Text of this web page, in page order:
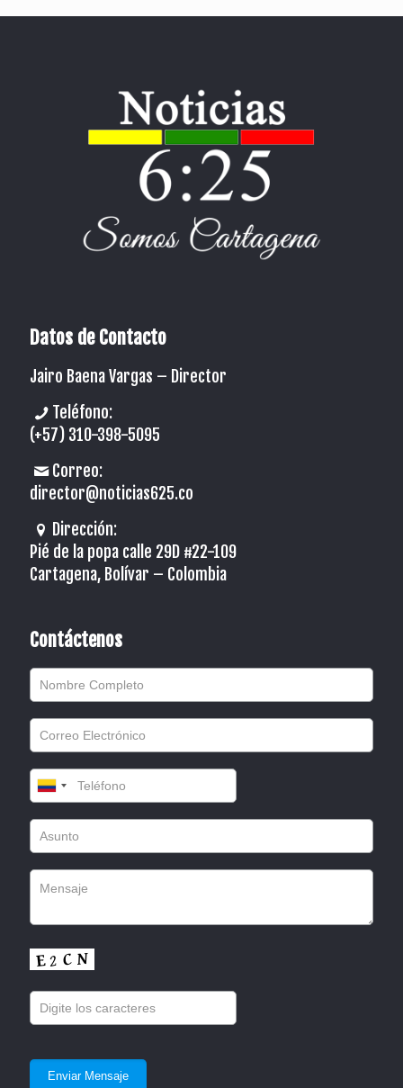
Datos de Contacto
Jairo Baena Vargas – Director
Teléfono:
(+57) 310-398-5095
Correo:
director@noticias625.co
Dirección:
Pié de la popa calle 29D #22-109
Cartagena, Bolívar – Colombia
Contáctenos